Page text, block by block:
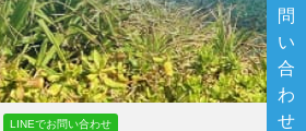
LINEでお問い合わせ
問
い
合
わ
せ